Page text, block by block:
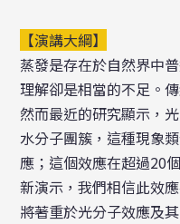
【演講大綱】
蒸發是存在於自然界中
理解卻是相當的不足。
然而最近的研究顯示，
水分子團簇，這種現象
應；這個效應在超過20
新演示，我們相信此效
將著重於光分子效應及